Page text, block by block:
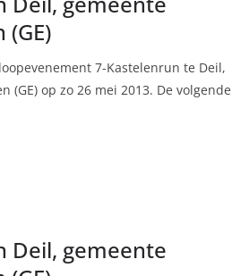
7-Kastelenrun te Deil,
(GE) op zo 26 mei 2013. De volgende
Deil, gemeente